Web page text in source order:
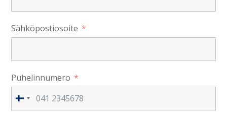
Sähköpostiosoite
Puhelinnumero
Finland